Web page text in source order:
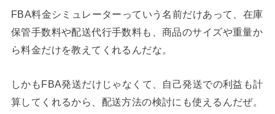
FBA料金シミュレーターっていう名前だけあって、在庫
保管手数料や配送代行手数料も、商品のサイズや重量か
ら料金だけを教えてくれるんだな。
しかもFBA発送だけじゃなくて、自己発送での利益も計
算してくれるから、配送方法の検討にも使えるんだぜ。